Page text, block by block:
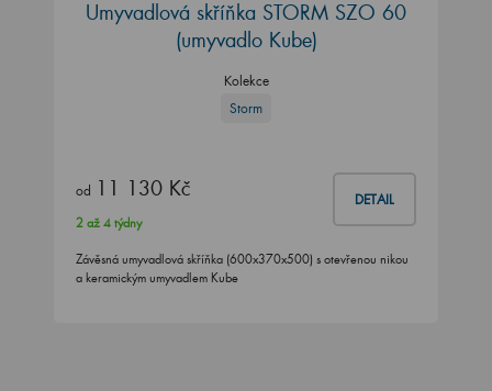
Umyvadlová skříňka STORM SZO 60
(umyvadlo Kube)
Kolekce
Storm
od 11 130 Kč DETAIL
2 až 4 týdny
Závěsná umyvadlová skříňka (600x370x500) s otevřenou nikou
a keramickým umyvadlem Kube